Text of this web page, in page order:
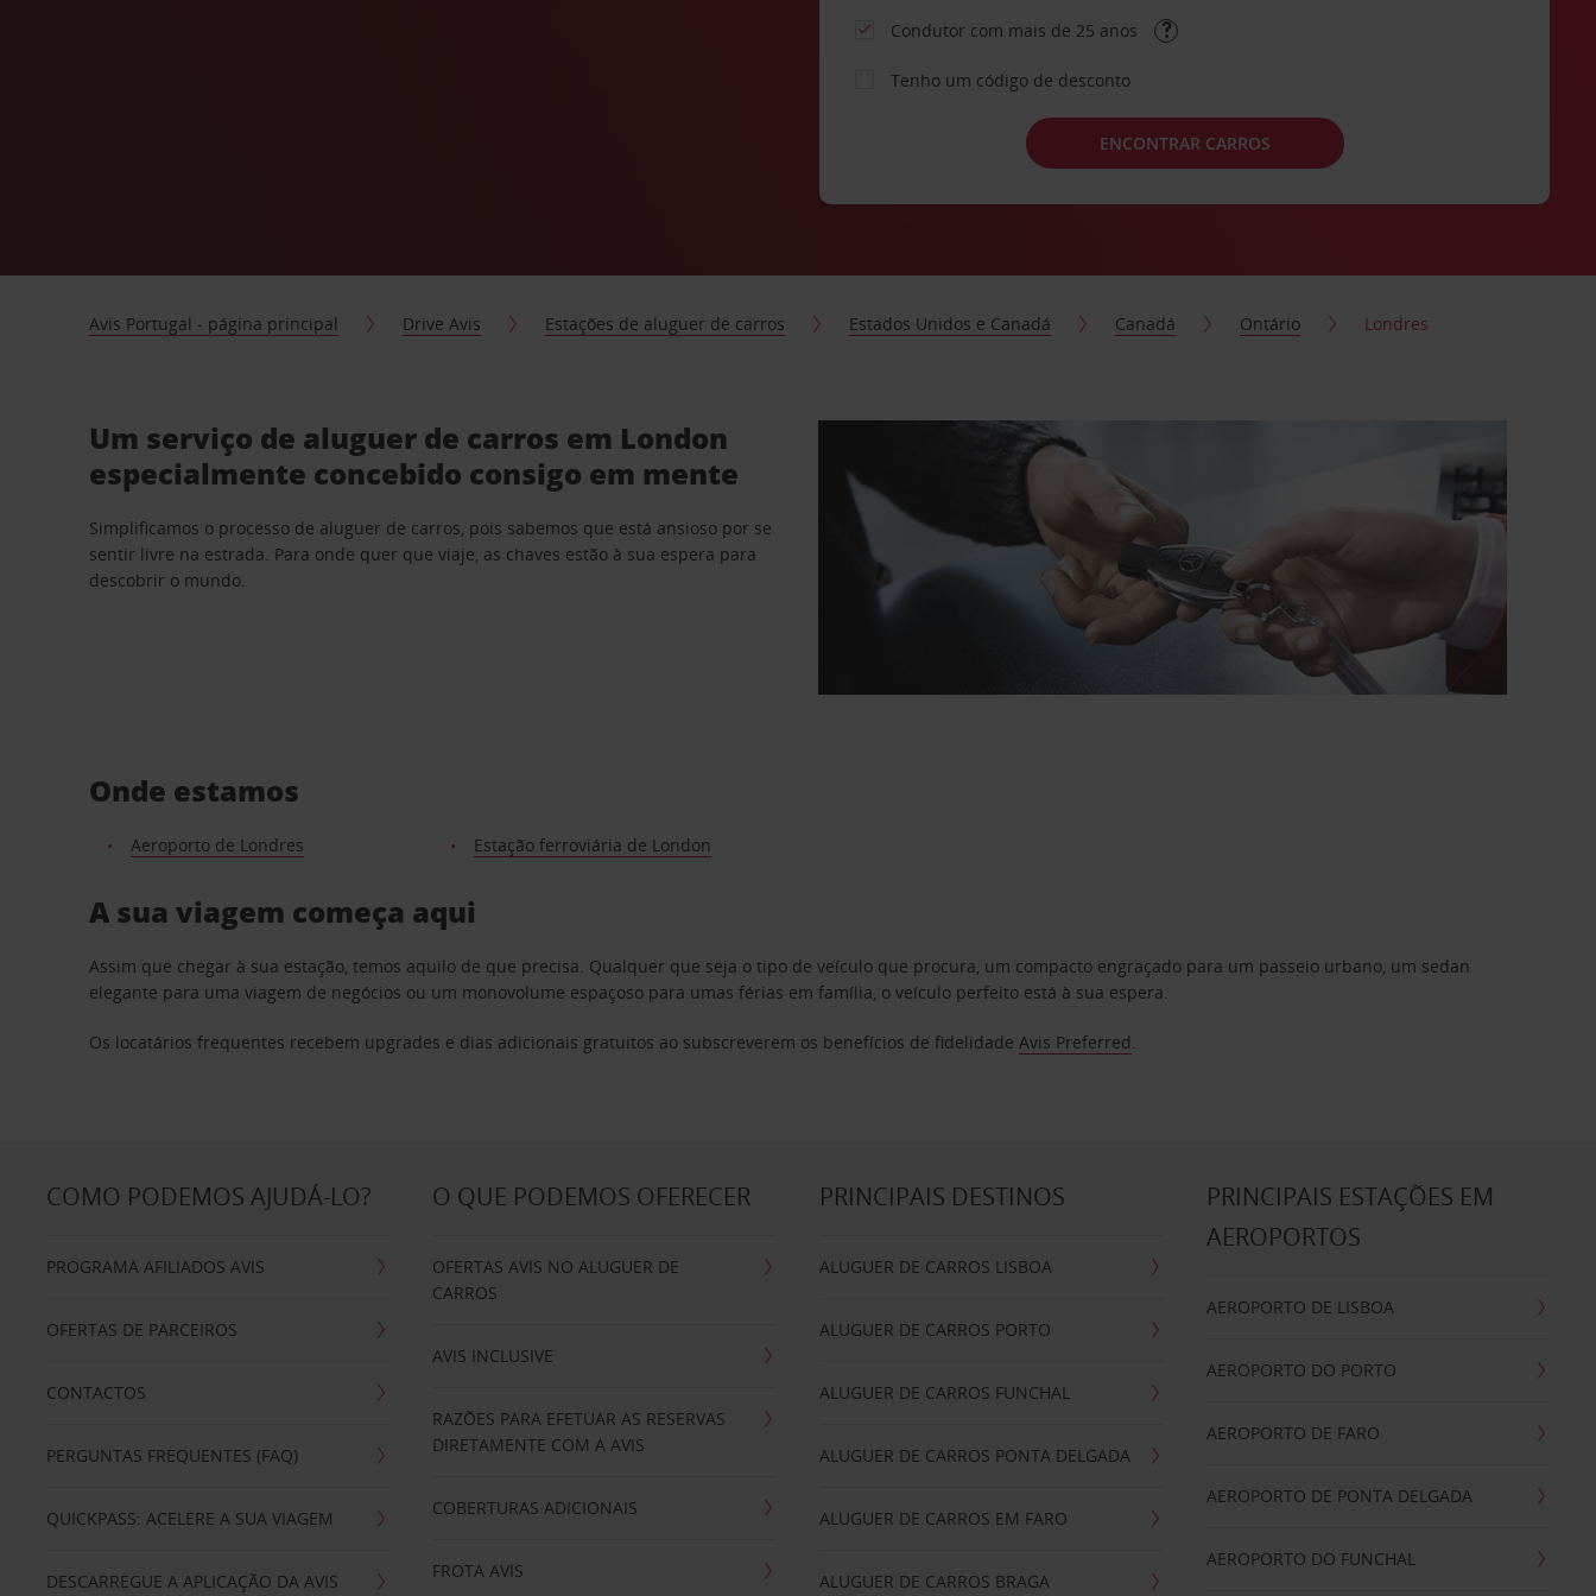
Condutor com mais de 25 anos
Tenho um código de desconto
ENCONTRAR CARROS
Avis Portugal - página principal Drive Avis Estações de aluguer de carros Estados Unidos e Canadá Canadá Ontário Londres
Um serviço de aluguer de carros em London
especialmente concebido consigo em mente
Simplificamos o processo de aluguer de carros, pois sabemos que está ansioso por se
sentir livre na estrada. Para onde quer que viaje, as chaves estão à sua espera para
descobrir o mundo.
Onde estamos
Aeroporto de Londres Estação ferroviária de London
A sua viagem começa aqui
Assim que chegar à sua estação, temos aquilo de que precisa. Qualquer que seja o tipo de veículo que procura, um compacto engraçado para um passeio urbano, um sedan
elegante para uma viagem de negócios ou um monovolume espaçoso para umas férias em família, o veículo perfeito está à sua espera.
Os locatários frequentes recebem upgrades e dias adicionais gratuitos ao subscreverem os benefícios de fidelidadeAvis Preferred.
COMO PODEMOS AJUDÁ-LO?
PROGRAMA AFILIADOS AVIS
OFERTAS DE PARCEIROS
CONTACTOS
PERGUNTAS FREQUENTES (FAQ)
QUICKPASS: ACELERE A SUA VIAGEM
DESCARREGUE A APLICAÇÃO DA AVIS
O QUE PODEMOS OFERECER
OFERTAS AVIS NO ALUGUER DE
CARROS
AVIS INCLUSIVE
RAZÕES PARA EFETUAR AS RESERVAS
DIRETAMENTE COM A AVIS
COBERTURAS ADICIONAIS
FROTA AVIS
PRINCIPAIS DESTINOS
ALUGUER DE CARROS LISBOA
ALUGUER DE CARROS PORTO
ALUGUER DE CARROS FUNCHAL
ALUGUER DE CARROS PONTA DELGADA
ALUGUER DE CARROS EM FARO
ALUGUER DE CARROS BRAGA
PRINCIPAIS ESTAÇÕES EM
AEROPORTOS
AEROPORTO DE LISBOA
AEROPORTO DO PORTO
AEROPORTO DE FARO
AEROPORTO DE PONTA DELGADA
AEROPORTO DO FUNCHAL